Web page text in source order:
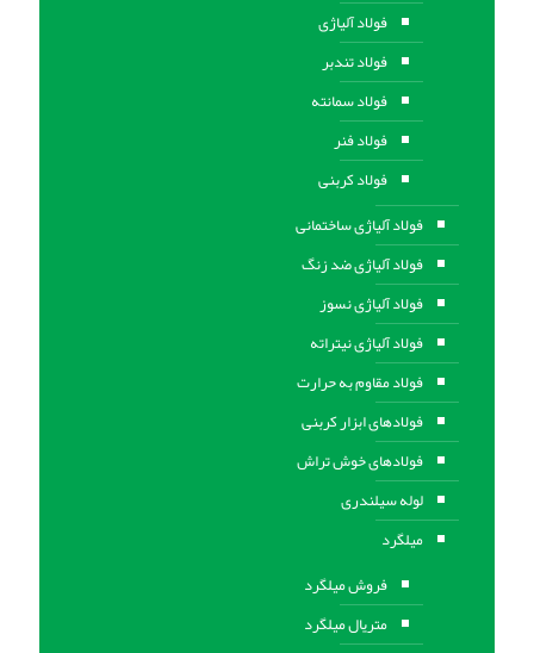
فولاد آلیاژی
فولاد تندبر
فولاد سمانته
فولاد فنر
فولاد کربنی
فولاد آلیاژی ساختمانی
فولاد آلیاژی ضد زنگ
فولاد آلیاژی نسوز
فولاد آلیاژی نیتراته
فولاد مقاوم به حرارت
فولادهای ابزار کربنی
فولادهای خوش تراش
لوله سیلندری
میلگرد
فروش میلگرد
متریال میلگرد